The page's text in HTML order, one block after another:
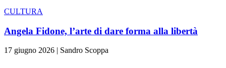
CULTURA
Angela Fidone, l’arte di dare forma alla libertà
17 giugno 2026 | Sandro Scoppa